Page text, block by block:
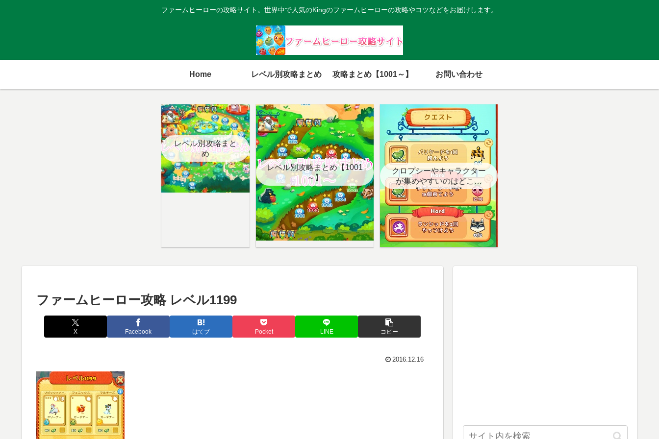
ファームヒーローの攻略サイト。世界中で人気のKingのファームヒーローの攻略やコツなどをお届けします。
Home レベル別攻略まとめ 攻略まとめ【1001～】 お問い合わせ
レベル別攻略まと
め
レベル別攻略まとめ【1001
～】
クロプシーやキャラクター
が集めやすいのはどこ？
【クエスト用】
ファームヒーロー攻略 レベル1199
X Facebook はてブ Pocket LINE コピー
2016.12.16